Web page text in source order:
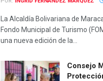
La Alcaldía Bolivariana de
Fondo Municipal de Turismo
una nueva edición de la...
Consejo